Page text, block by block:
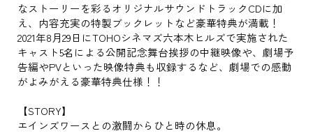
なストーリーを彩るオリジナルサウンドトラックCDに加
え、内容充実の特製ブックレットなど豪華特典が満載！
2021年8月29日にTOHOシネマズ六本木ヒルズで実施された
キャスト5名による公開記念舞台挨拶の中継映像や、劇場予
告編やPVといった映像特典も収録するなど、劇場での感動
がよみがえる豪華特典仕様！！
【STORY】
エインズワースとの激闘からひと時の休息。